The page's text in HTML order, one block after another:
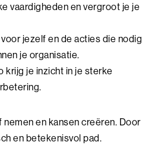
vaardigheden en vergroot je je
jezelf en de acties die nodig
je organisatie.
krijg je inzicht in je sterke
en kansen creëren. Door
en betekenisvol pad.